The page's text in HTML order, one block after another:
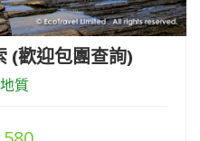
(歡迎包團查詢)
地質